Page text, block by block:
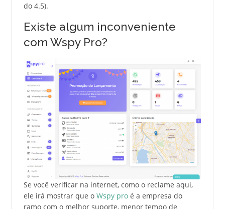
do 4.5).
Existe algum inconveniente
com Wspy Pro?
Se você verificar na internet, como o reclame aqui,
ele irá mostrar que o Wspy proé a empresa do
ramo com o melhor suporte, menor tempo de